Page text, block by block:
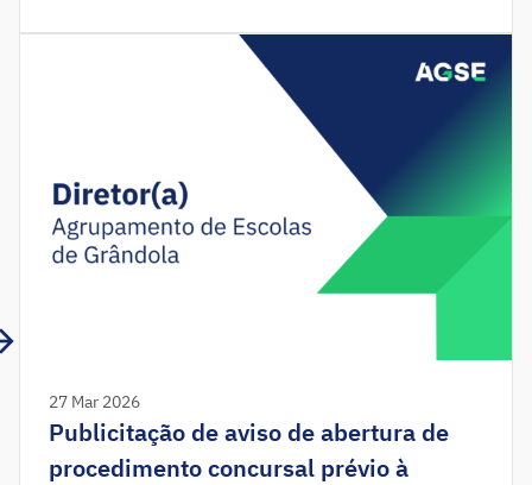
prévio à eleição do(a) diretor(a) do Agrupamento
de Escolas Gil Paes, Torres Novas. Nos termos do
disposto nos artigos 21.º e 22.º do […]
27 Mar 2026
Publicitação de aviso de abertura de
procedimento concursal prévio à